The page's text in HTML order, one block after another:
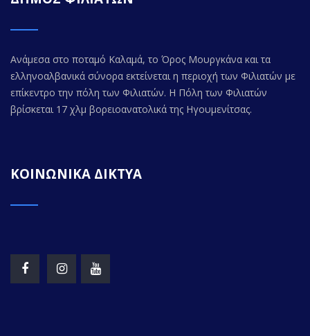
Ανάμεσα στο ποταμό Καλαμά, το Όρος Μουργκάνα και τα
ελληνοαλβανικά σύνορα εκτείνεται η περιοχή των Φιλιατών με
επίκεντρο την πόλη των Φιλιατών. Η Πόλη των Φιλιατών
βρίσκεται 17 χλμ βορειοανατολικά της Ηγουμενίτσας.
ΚΟΙΝΩΝΙΚΑ ΔΙΚΤΥΑ